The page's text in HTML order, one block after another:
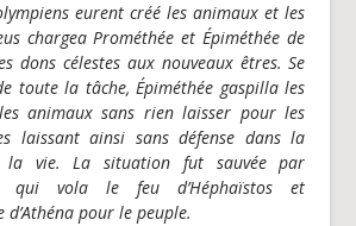
eurent créé les animaux et les
chargea Prométhée et Épiméthée de
dons célestes aux nouveaux êtres. Se
toute la tâche, Épiméthée gaspilla les
animaux sans rien laisser pour les
laissant ainsi sans défense dans la
vie. La situation fut sauvée par
qui vola le feu d’Héphaïstos et
d’Athéna pour le peuple.